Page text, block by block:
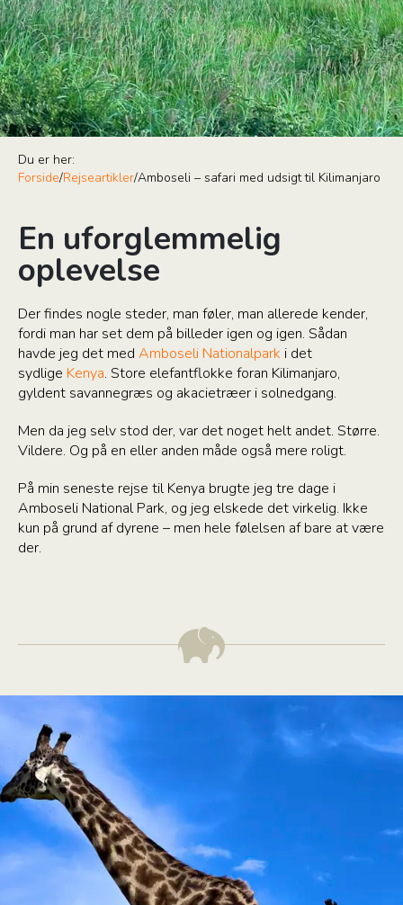
Du er her:
Forside/Rejseartikler/Amboseli – safari med udsigt til Kilimanjaro
En uforglemmelig
oplevelse
Der findes nogle steder, man føler, man allerede kender,
fordi man har set dem på billeder igen og igen. Sådan
havde jeg det med Amboseli Nationalpark i det
sydlige Kenya. Store elefantflokke foran Kilimanjaro,
gyldent savannegræs og akacietræer i solnedgang.
Men da jeg selv stod der, var det noget helt andet. Større.
Vildere. Og på en eller anden måde også mere roligt.
På min seneste rejse til Kenya brugte jeg tre dage i
Amboseli National Park, og jeg elskede det virkelig. Ikke
kun på grund af dyrene – men hele følelsen af bare at være
der.